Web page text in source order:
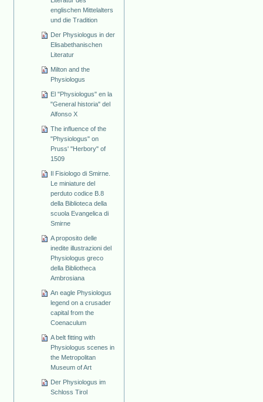
englischen Mittelalters
und die Tradition
Der Physiologus in der
Elisabethanischen
Literatur
Milton and the
Physiologus
El "Physiologus" en la
"General historia" del
Alfonso X
The influence of the
"Physiologus" on
Pruss' "Herbory" of
1509
Il Fisiologo di Smirne.
Le miniature del
perduto codice B.8
della Biblioteca della
scuola Evangelica di
Smirne
A proposito delle
inedite illustrazioni del
Physiologus greco
della Bibliotheca
Ambrosiana
An eagle Physiologus
legend on a crusader
capital from the
Coenaculum
A belt fitting with
Physiologus scenes in
the Metropolitan
Museum of Art
Der Physiologus im
Schloss Tirol